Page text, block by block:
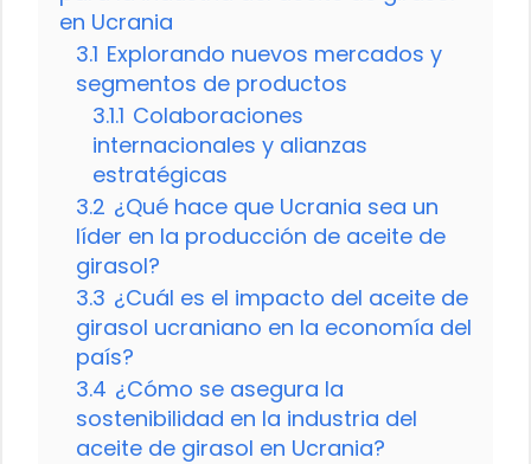
en Ucrania
3.1 Explorando nuevos mercados y
segmentos de productos
3.1.1 Colaboraciones
internacionales y alianzas
estratégicas
3.2 ¿Qué hace que Ucrania sea un
líder en la producción de aceite de
girasol?
3.3 ¿Cuál es el impacto del aceite de
girasol ucraniano en la economía del
país?
3.4 ¿Cómo se asegura la
sostenibilidad en la industria del
aceite de girasol en Ucrania?